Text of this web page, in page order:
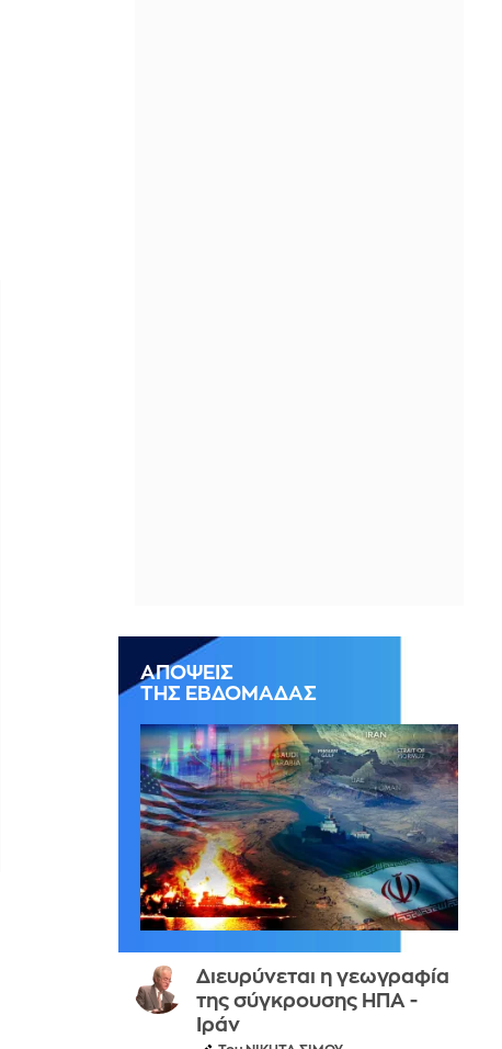
ΑΠΟΨΕΙΣ
ΤΗΣ ΕΒΔΟΜΑΔΑΣ
Διευρύνεται η γεωγραφία
της σύγκρουσης ΗΠΑ -
Ιράν